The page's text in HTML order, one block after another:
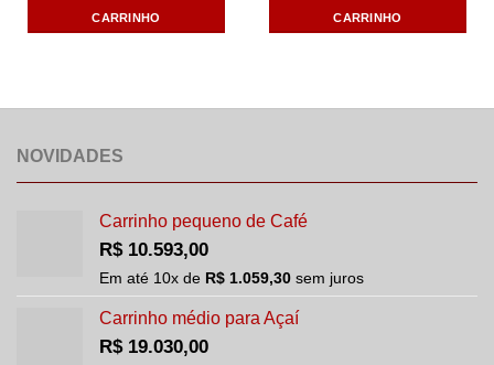
CARRINHO CARRINHO
NOVIDADES
Carrinho pequeno de Café
R$10.593,00
Em até 10x de R$ 1.059,30 sem juros
Carrinho médio para Açaí
R$19.030,00